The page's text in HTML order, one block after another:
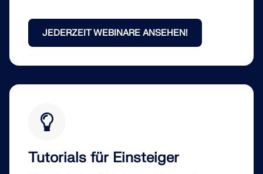
JEDERZEIT WEBINARE ANSEHEN!
Tutorials für Einsteiger